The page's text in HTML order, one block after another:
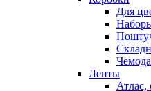
Для
Ленты
Атлас,